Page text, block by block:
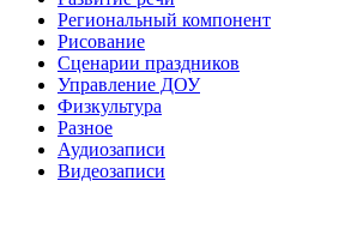
Региональный компонент
Рисование
Сценарии праздников
Управление ДОУ
Физкультура
Разное
Аудиозаписи
Видеозаписи